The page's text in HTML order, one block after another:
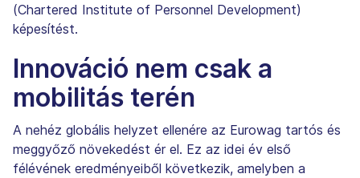
(Chartered Institute of Personnel Development)
képesítést.
Innováció nem csak a
mobilitás terén
A nehéz globális helyzet ellenére az Eurowag tartós és
meggyőző növekedést ér el. Ez az idei év első
félévének eredményeiből következik, amelyben a